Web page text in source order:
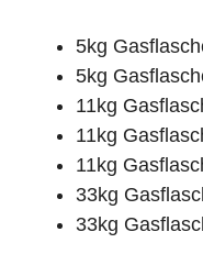
5kg
5kg
11kg
11kg
11kg
33kg
33kg